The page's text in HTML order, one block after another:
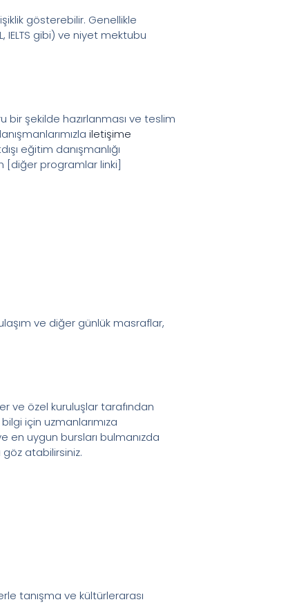
gösterebilir. Genellikle
IELTS gibi) ve niyet mektubu
bir şekilde hazırlanması ve teslim
iletişime
eğitim danışmanlığı
[diğer programlar linki]
ve diğer günlük masraflar,
ve özel kuruluşlar tarafından
için uzmanlarımıza
en uygun bursları bulmanızda
göz atabilirsiniz.
tanışma ve kültürlerarası